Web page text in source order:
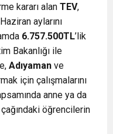
kararı alan TEV,
aylarını
6.757.500TL’lik
Bakanlığı ile
Adıyaman ve
için çalışmalarını
anne ya da
öğrencilerin